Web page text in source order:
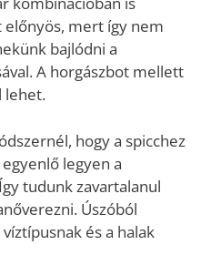
mert így nem
bajlódni a
A horgászbot mellett
lehet.
hogy a spicchez
legyen a
tudunk zavartalanul
Úszóból
és a halak